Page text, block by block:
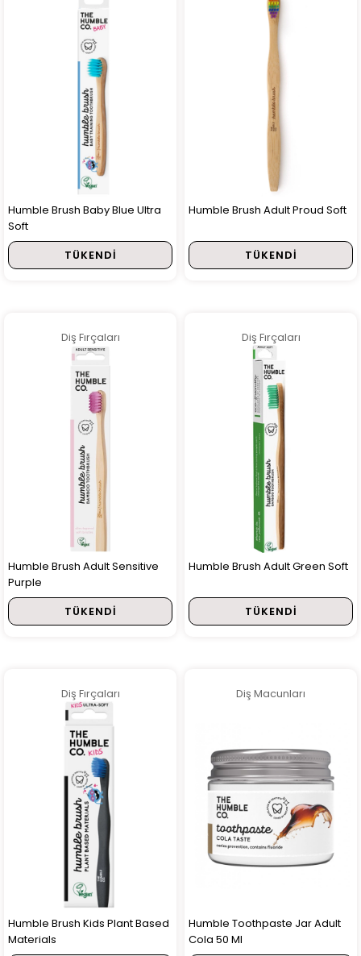
Humble Brush Baby Blue Ultra
Soft
TÜKENDI
Humble Brush Adult Proud Soft
TÜKENDI
Diş Fırçaları
Humble Brush Adult Sensitive
Purple
TÜKENDI
Diş Fırçaları
Humble Brush Adult Green Soft
TÜKENDI
Diş Fırçaları
Humble Brush Kids Plant Based
Materials
Diş Macunları
Humble Toothpaste Jar Adult
Cola 50 Ml